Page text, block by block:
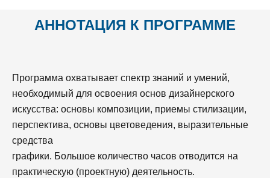
АННОТАЦИЯ К ПРОГРАММЕ
Программа охватывает спектр знаний и умений,
необходимый для освоения основ дизайнерского
искусства: основы композиции, приемы стилизации,
перспектива, основы цветоведения, выразительные
средства
графики. Большое количество часов отводится на
практическую (проектную) деятельность.